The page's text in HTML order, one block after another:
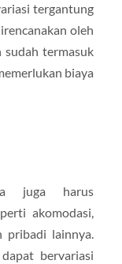
tergantung
oleh
sudah termasuk
biaya
juga harus
akomodasi,
pribadi lainnya.
bervariasi